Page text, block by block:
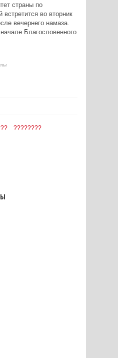
страны по
во вторник
вечернего намаза.
Благословенного
????????